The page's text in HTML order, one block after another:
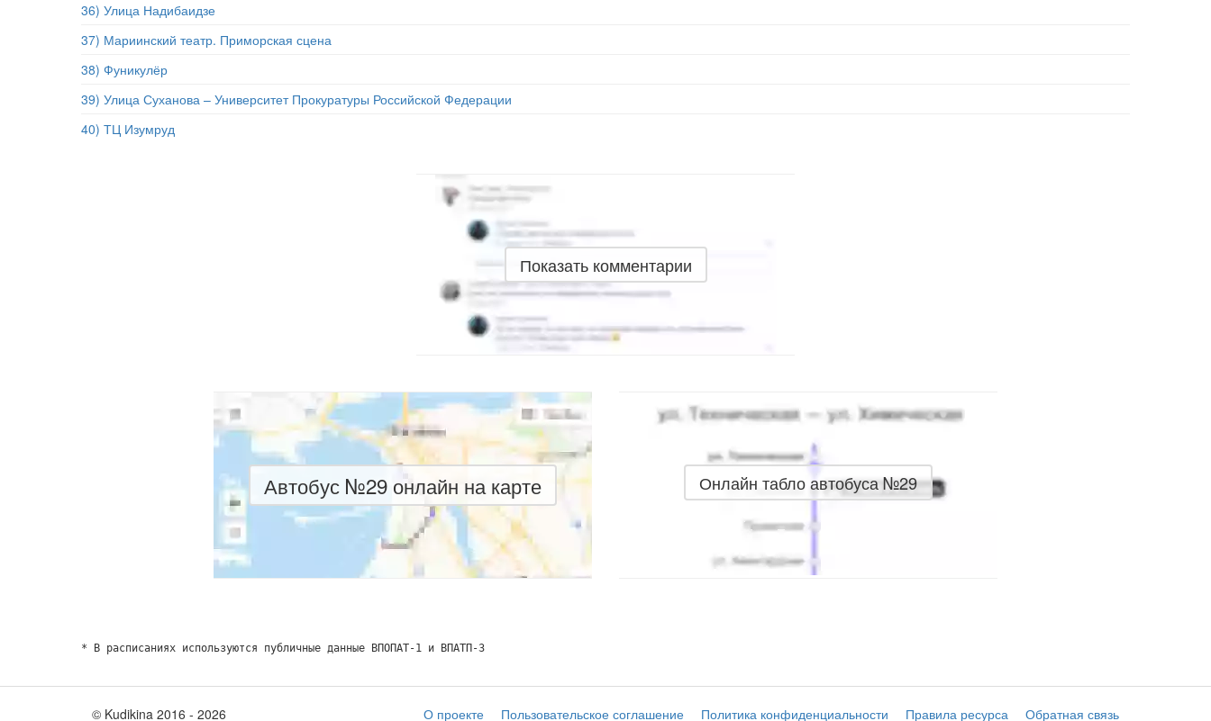
36) Улица Надибаидзе
37) Мариинский театр. Приморская сцена
38) Фуникулёр
39) Улица Суханова – Университет Прокуратуры Российской Федерации
40) ТЦ Изумруд
Показать комментарии
Автобус №29 онлайн на карте Онлайн табло автобуса №29
* В расписаниях используются публичные данные ВПОПАТ-1 и ВПАТП-3
© Kudikina 2016 ‐ 2026 О проекте Пользовательское соглашение Политика конфиденциальности Правила ресурса Обратная связь